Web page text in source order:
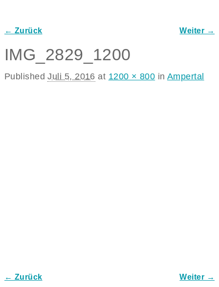
← Zurück Weiter →
IMG_2829_1200
PublishedJuli 5, 2016 at 1200 × 800 in Ampertal
← Zurück Weiter →